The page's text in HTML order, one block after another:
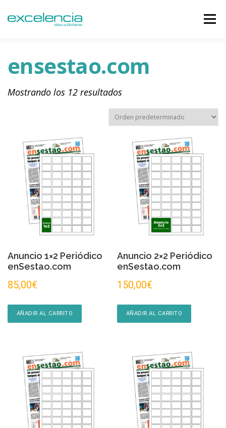
Menú
ensestao.com
Mostrando los 12 resultados
Anuncio 1×2 Periódico
enSestao.com
85,00€
AÑADIR AL CARRITO
Anuncio 2×2 Periódico
enSestao.com
150,00€
AÑADIR AL CARRITO